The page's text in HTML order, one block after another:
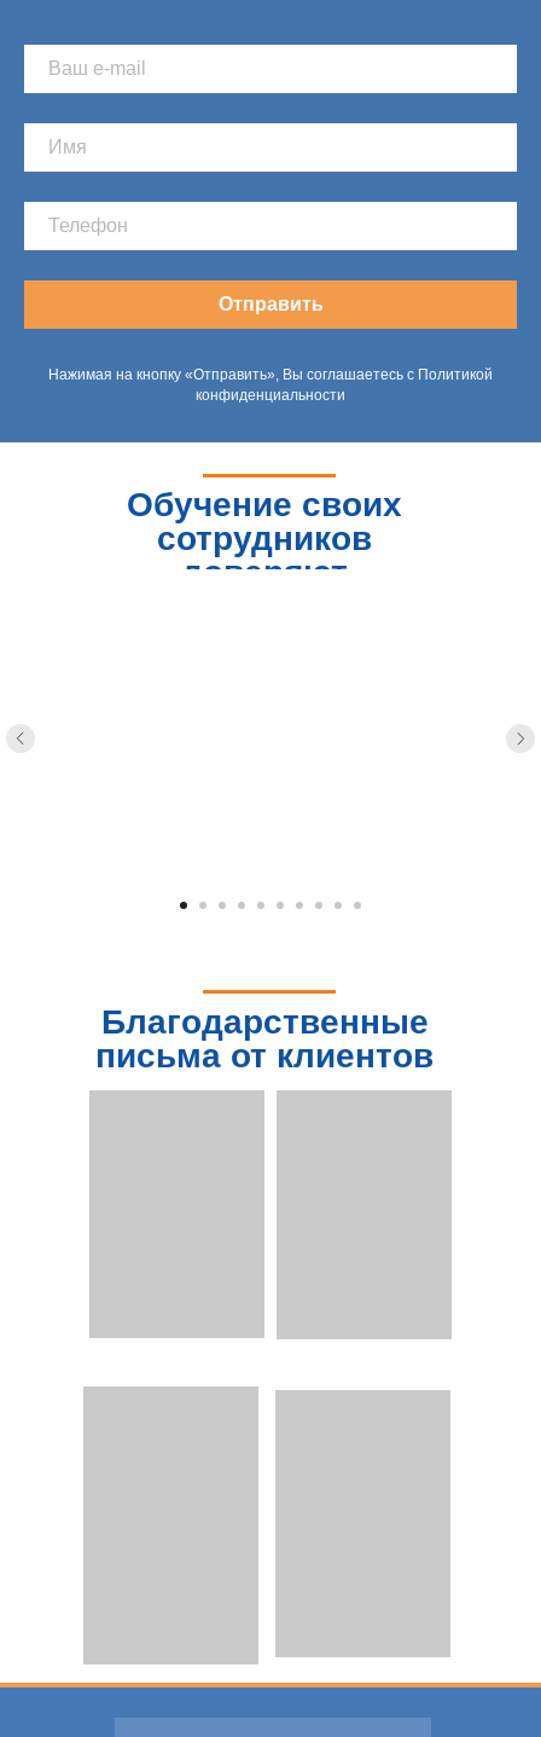
Отправить
Нажимая на кнопку «Отправить», Вы соглашаетесь с Политикой
конфиденциальности
Обучение своих
сотрудников
доверяют
Благодарственные
письма от клиентов